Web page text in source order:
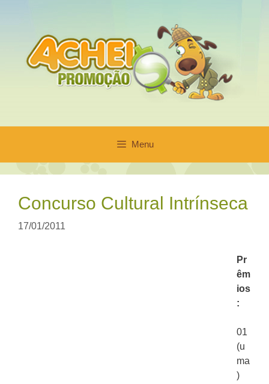
conteúdo
Menu
Concurso Cultural Intrínseca
17/01/2011
Pr
êm
ios
:
01
(u
ma
)